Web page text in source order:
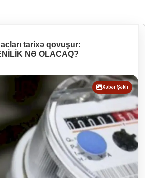
tarixə qovuşur:
NƏ OLACAQ?
Xəbər Şəkli